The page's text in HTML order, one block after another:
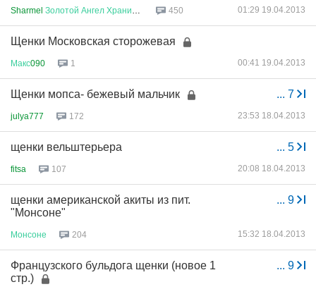
Sharmel Золотой Ангел Хранител 450 01:29 19.04.2013
Щенки Московская сторожевая
Макс090 1 00:41 19.04.2013
... 7
Щенки мопса- бежевый мальчик
julya777 172 23:53 18.04.2013
... 5
щенки вельштерьера
fitsa 107 20:08 18.04.2013
... 9
щенки американской акиты из пит.
"Монсоне"
Монсоне 204 15:32 18.04.2013
... 9
Французского бульдога щенки (новое 1
стр.)